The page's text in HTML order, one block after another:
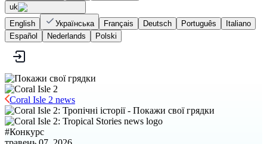
uk
English
Українська Français Deutsch Português
Italiano
Español
Nederlands Polski
Coral Isle 2 news
#Конкурс